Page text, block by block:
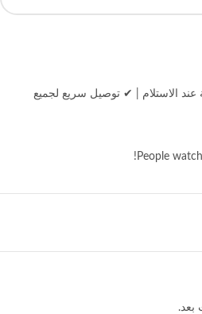
عند الاستلام
✔ توصيل سريع لجميع
People
بعد.